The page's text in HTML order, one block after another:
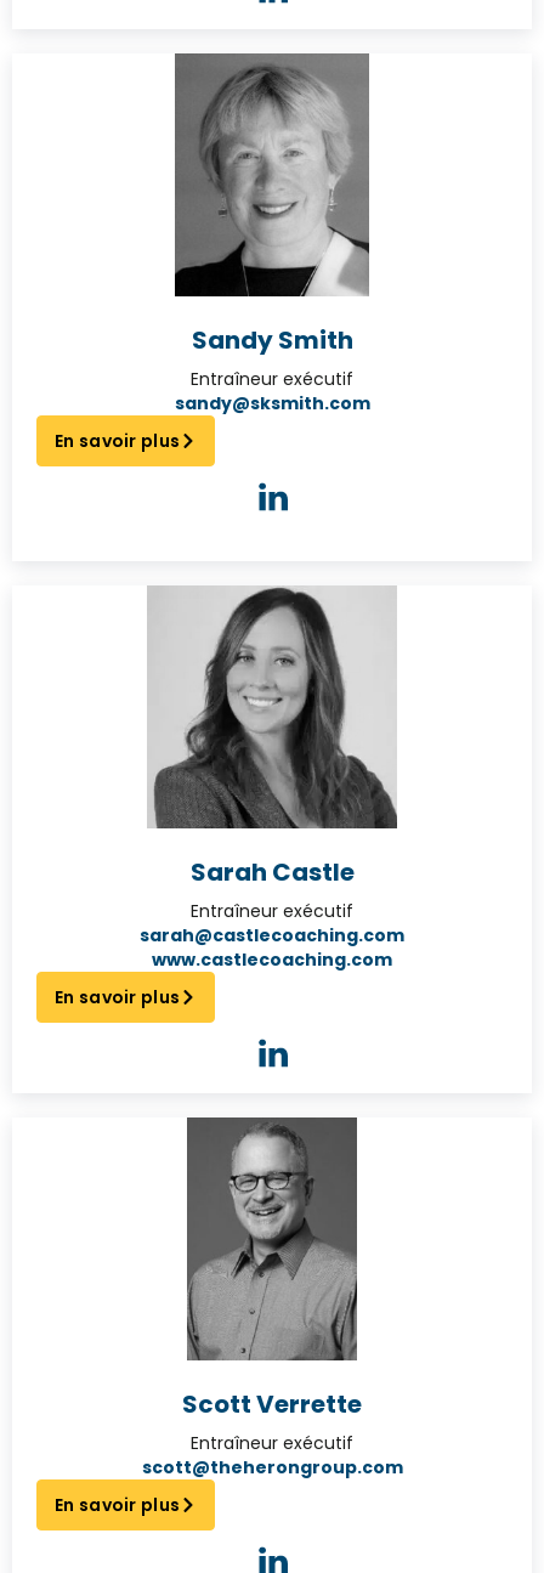
Sandy Smith
Entraîneur exécutif
sandy@sksmith.com
En savoir plus
Sarah Castle
Entraîneur exécutif
sarah@castlecoaching.com
www.castlecoaching.com
En savoir plus
Scott Verrette
Entraîneur exécutif
scott@theherongroup.com
En savoir plus